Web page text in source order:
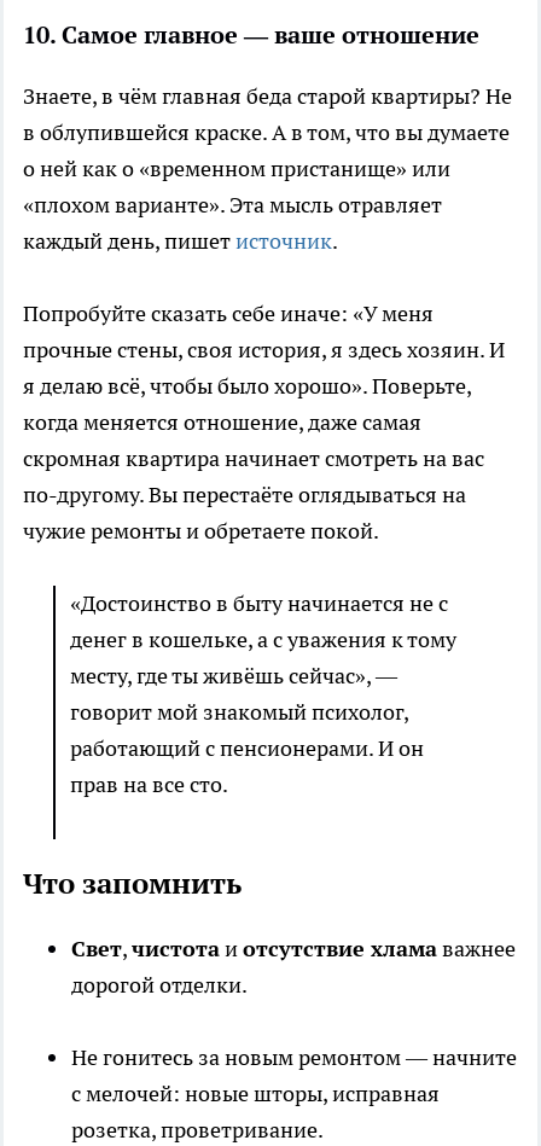
10. Самое главное — ваше отношение
Знаете, в чём главная беда старой квартиры? Не
в облупившейся краске. А в том, что вы думаете
о ней как о «временном пристанище» или
«плохом варианте». Эта мысль отравляет
каждый день, пишетисточник.
Попробуйте сказать себе иначе: «У меня
прочные стены, своя история, я здесь хозяин. И
я делаю всё, чтобы было хорошо». Поверьте,
когда меняется отношение, даже самая
скромная квартира начинает смотреть на вас
по-другому. Вы перестаёте оглядываться на
чужие ремонты и обретаете покой.
«Достоинство в быту начинается не с
денег в кошельке, а с уважения к тому
месту, где ты живёшь сейчас», —
говорит мой знакомый психолог,
работающий с пенсионерами. И он
прав на все сто.
Что запомнить
Свет,чистотаиотсутствие хламаважнее
дорогой отделки.
Не гонитесь за новым ремонтом — начните
с мелочей: новые шторы, исправная
розетка, проветривание.